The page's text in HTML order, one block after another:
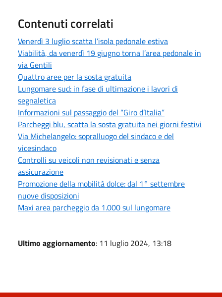
Contenuti correlati
Venerdì 3 luglio scatta l’isola pedonale estiva
Viabilità, da venerdì 19 giugno torna l’area pedonale in
via Gentili
Quattro aree per la sosta gratuita
Lungomare sud: in fase di ultimazione i lavori di
segnaletica
Informazioni sul passaggio del “Giro d’Italia”
Parcheggi blu, scatta la sosta gratuita nei giorni festivi
Via Michelangelo: sopralluogo del sindaco e del
vicesindaco
Controlli su veicoli non revisionati e senza
assicurazione
Promozione della mobilità dolce: dal 1° settembre
nuove disposizioni
Maxi area parcheggio da 1.000 sul lungomare
Ultimo aggiornamento: 11 luglio 2024, 13:18